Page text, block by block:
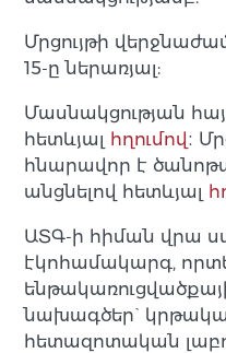
Մրցույթի
15-ը ներառյալ:
Մասնակցության
հետևյալ հղումով։
հնարավոր է
անցնելով հետևյալ
ԱՏԳ-ի հիման վրա
էկոհամակարգ,
նախագծեր`
հետազոտական